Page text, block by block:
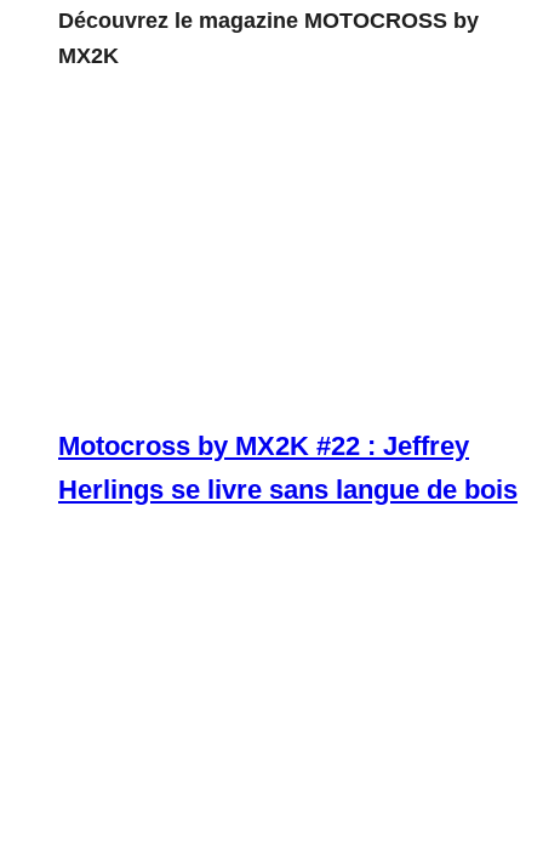
Découvrez le magazine MOTOCROSS by
MX2K
Motocross by MX2K #22 : Jeffrey
Herlings se livre sans langue de bois